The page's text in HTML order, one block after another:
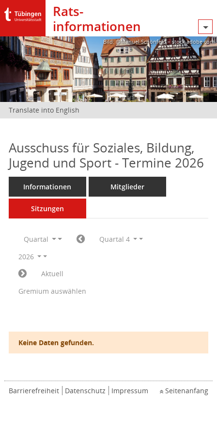
Rats­
informationen
Bild: @Manuel Schönfeld – stock.adobe.com
Translate into English
Ausschuss für Soziales, Bildung,
Jugend und Sport - Termine 2026
Informationen Mitglieder
Sitzungen
Quartal
Quartal 4
2026
Aktuell
Gremium auswählen
Keine Daten gefunden.
Barrierefreiheit Datenschutz Impressum Seitenanfang